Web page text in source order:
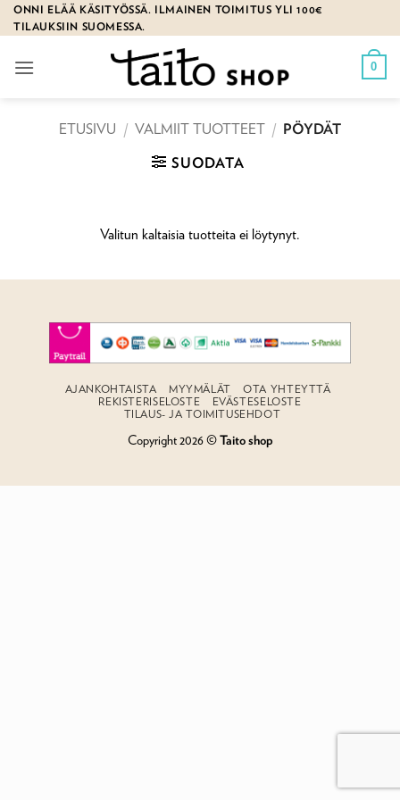
Skip
to
ONNI ELÄÄ KÄSITYÖSSÄ. ILMAINEN TOIMITUS YLI 100€
TILAUKSIIN SUOMESSA.
0
ETUSIVU / VALMIIT TUOTTEET / PÖYDÄT
SUODATA
Valitun kaltaisia tuotteita ei löytynyt.
AJANKOHTAISTA MYYMÄLÄT
OTA YHTEYTTÄ
REKISTERISELOSTE
EVÄSTESELOSTE
TILAUS- JA TOIMITUSEHDOT
Copyright 2026 ©Taito shop